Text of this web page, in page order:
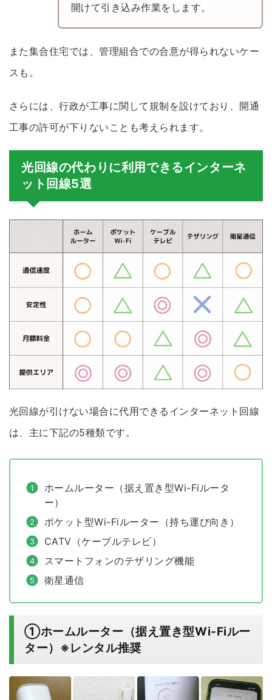
開けて引き込み作業をします。
また集合住宅では、管理組合での合意が得られないケー
スも。
さらには、行政が工事に関して規制を設けており、開通
工事の許可が下りないことも考えられます。
光回線の代わりに利用できるインターネ
ット回線5選
光回線が引けない場合に代用できるインターネット回線
は、主に下記の5種類です。
ホームルーター（据え置き型Wi-Fiルータ
ー）
ポケット型Wi-Fiルーター（持ち運び向き）
CATV（ケーブルテレビ）
スマートフォンのテザリング機能
衛星通信
①ホームルーター（据え置き型Wi-Fiルー
ター）※レンタル推奨